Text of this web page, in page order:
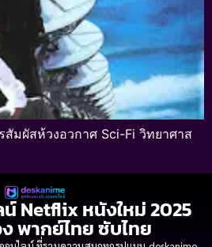
มผัสห้วงอวกาศ Sci-Fi วิทยาศาส
Netflix หนังใหม่ 2025
พากย์ไทย ซับไทย